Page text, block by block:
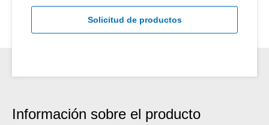
Solicitud de productos
Información sobre el producto